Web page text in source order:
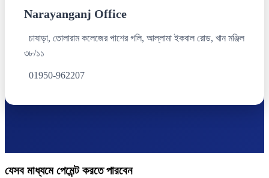
Narayanganj Office
চাষাড়া, তোলারাম কলেজের পাশের গলি, আল্লামা ইকবাল রোড, খান মঞ্জিল
৩৮/১১
01950-962207
যেসব মাধ্যমে পেমেন্ট করতে পারবেন